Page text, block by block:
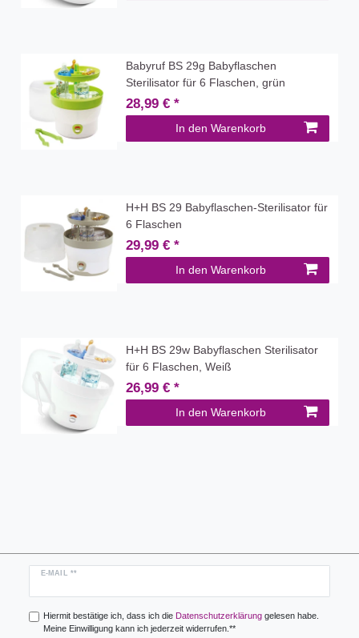
Babyruf BS 29g Babyflaschen
Sterilisator für 6 Flaschen, grün
28,99 € *
In den Warenkorb
H+H BS 29 Babyflaschen-Sterilisator für
6 Flaschen
29,99 € *
In den Warenkorb
H+H BS 29w Babyflaschen Sterilisator
für 6 Flaschen, Weiß
26,99 € *
In den Warenkorb
E-MAIL **
Newsletter
Hiermit bestätige ich, dass ich die Daten­schutz­erklärunggelesen habe.
Meine Einwilligung kann ich jederzeit widerrufen.**